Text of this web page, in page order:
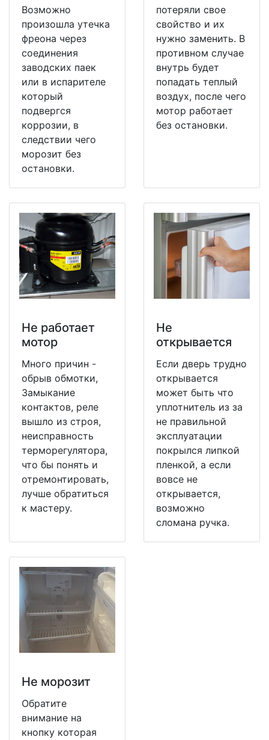
Возможно
произошла утечка
фреона через
соединения
заводских паек
или в испарителе
который
подвергся
коррозии, в
следствии чего
морозит без
остановки.
потеряли свое
свойство и их
нужно заменить. В
противном случае
внутрь будет
попадать теплый
воздух, после чего
мотор работает
без остановки.
Не работает
мотор
Много причин -
обрыв обмотки,
Замыкание
контактов, реле
вышло из строя,
неисправность
терморегулятора,
что бы понять и
отремонтировать,
лучше обратиться
к мастеру.
Не
открывается
Если дверь трудно
открывается
может быть что
уплотнитель из за
не правильной
эксплуатации
покрылся липкой
пленкой, а если
вовсе не
открывается,
возможно
сломана ручка.
Не морозит
Обратите
внимание на
кнопку которая